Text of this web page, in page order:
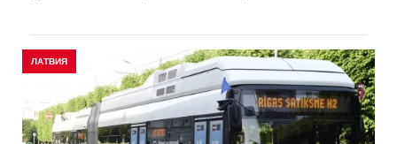
ЛАТВИЯ